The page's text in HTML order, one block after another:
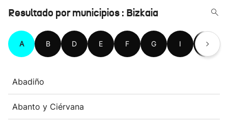
Resultado por municipios : Bizkaia
A B D E F G I K
Abadiño
Abanto y Ciérvana